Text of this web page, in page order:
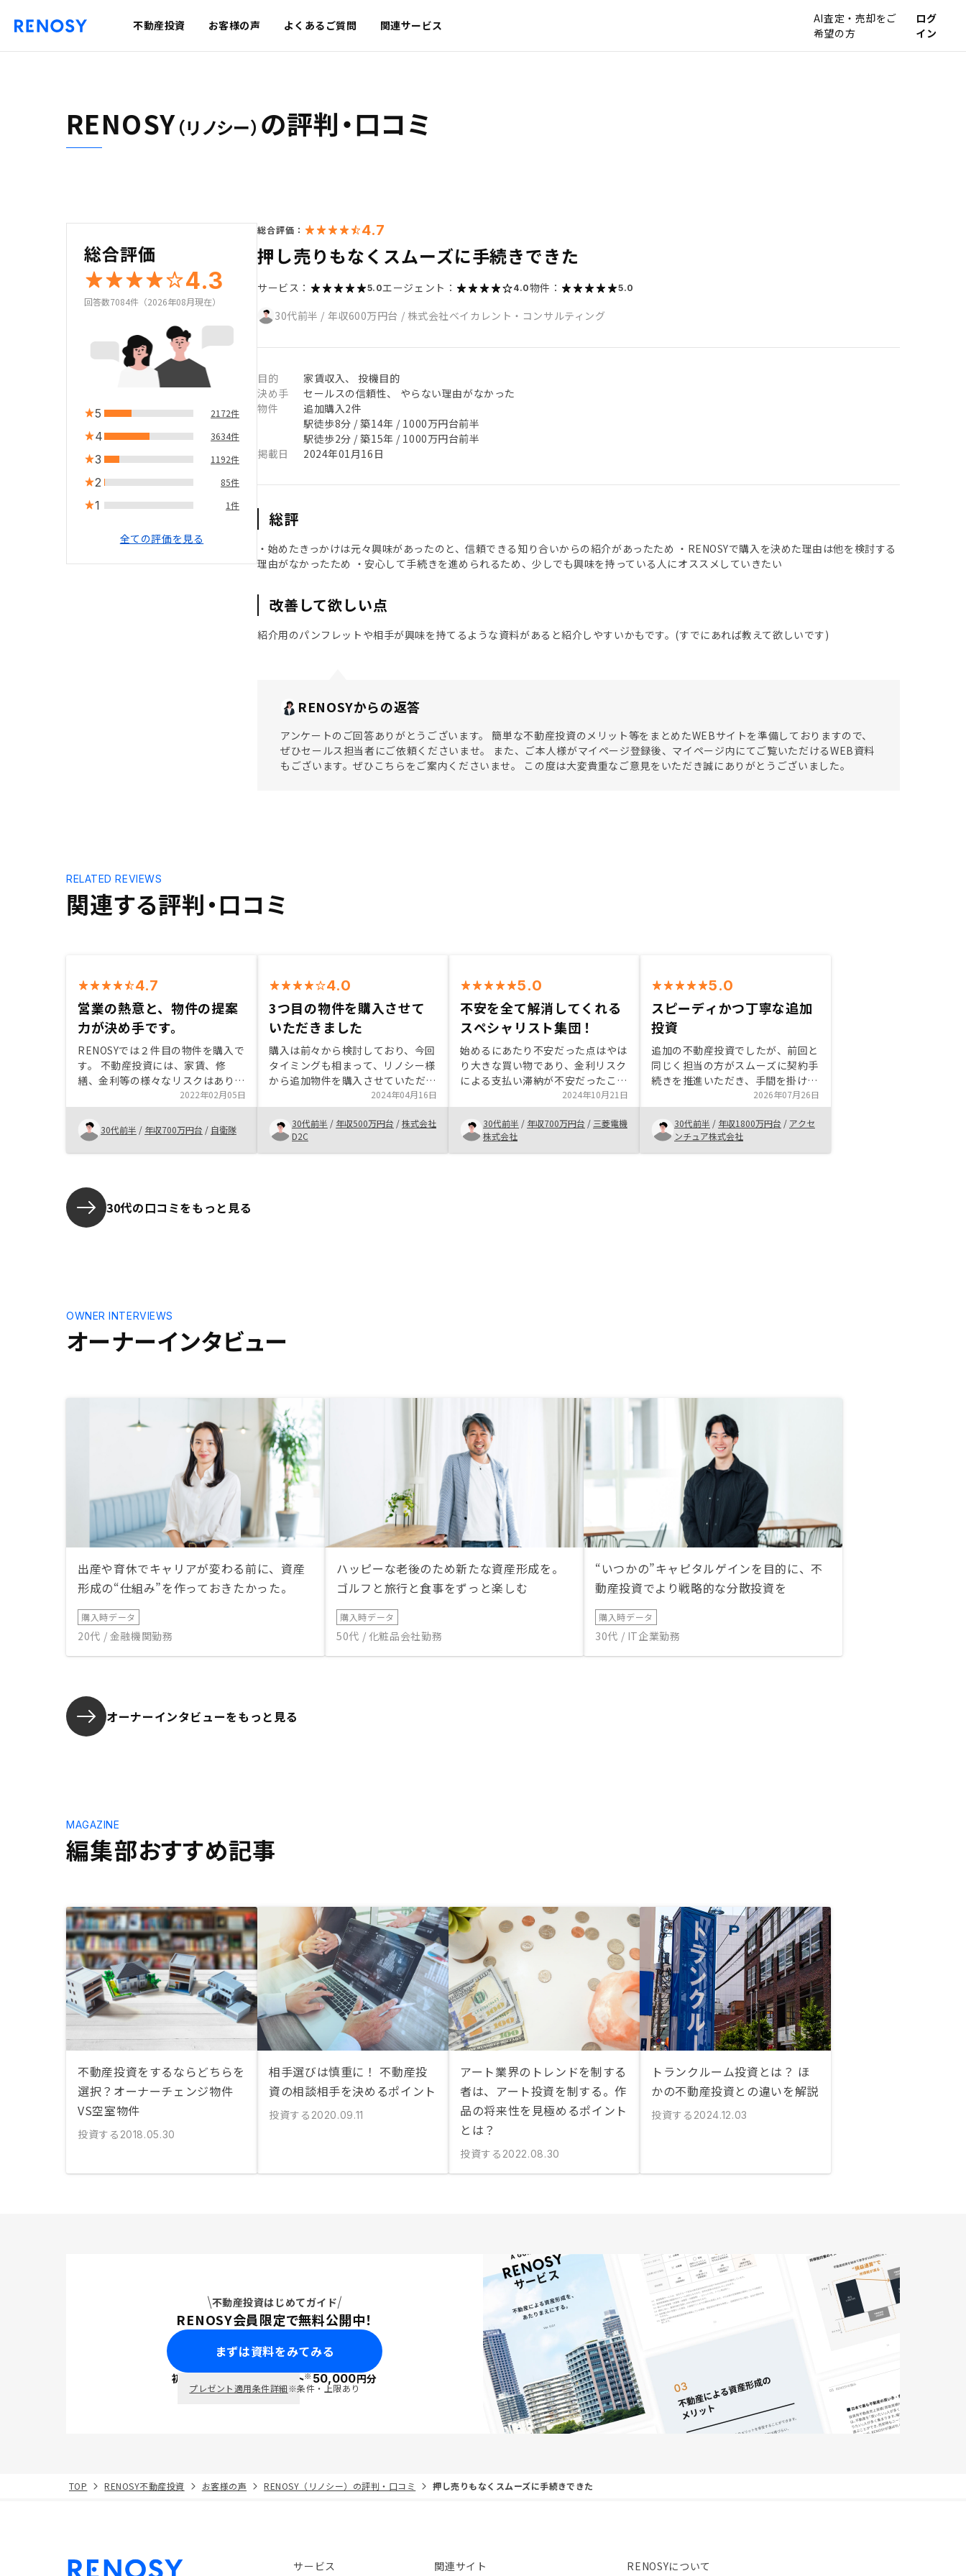
不動産投資 お客様の声 よくあるご質問 関連サービス
AI査定・売却をご
希望の方
ログ
イン
RENOSY（リノシー） の評判・口コミ
総合評価
4.3
回答数7084件（2026年08月現在）
5 2172件
4 3634件
3 1192件
2 85件
1 1件
全ての評価を見る
総合評価： 4.7
押し売りもなくスムーズに手続きできた
サービス： 5.0エージェント： 4.0物件： 5.0
30代前半 / 年収600万円台 / 株式会社ベイカレント・コンサルティング
目的
家賃収入、 投機目的
決め手
セールスの信頼性、 やらない理由がなかった
物件
追加購入2件
駅徒歩8分 / 築14年 / 1000万円台前半
駅徒歩2分 / 築15年 / 1000万円台前半
掲載日
2024年01月16日
総評
・始めたきっかけは元々興味があったのと、信頼できる知り合いからの紹介があったため ・RENOSYで購入を決めた理由は他を検討する
理由がなかったため ・安心して手続きを進められるため、少しでも興味を持っている人にオススメしていきたい
改善して欲しい点
紹介用のパンフレットや相手が興味を持てるような資料があると紹介しやすいかもです。(すでにあれば教えて欲しいです)
RENOSYからの返答
アンケートのご回答ありがとうございます。 簡単な不動産投資のメリット等をまとめたWEBサイトを準備しておりますので、
ぜひセールス担当者にご依頼くださいませ。 また、ご本人様がマイページ登録後、マイページ内にてご覧いただけるWEB資料
もございます。ぜひこちらをご案内くださいませ。 この度は大変貴重なご意見をいただき誠にありがとうございました。
関連する評判・口コミ
RELATED REVIEWS
4.7
営業の熱意と、物件の提案
力が決め手です。
RENOSYでは２件目の物件を購入で
す。 不動産投資には、家賃、修
繕、金利等の様々なリスクはありま
すが、RENOSYでは管理プランも充
実しており、安心して始められると
思います。また、銀行の金利も安い
プランを提案していただき、その点
もよいと感じました。 これまで、
ましたが、決め手に欠けるものばか
りでした。営業の方の熱意と、条件
の良い物件を提案していただいたこ
とにより、即購入に至りました。
2022年02月05日
30代前半 / 年収700万円台 / 自衛隊
4.0
3つ目の物件を購入させて
いただきました
購入は前々から検討しており、今回
タイミングも相まって、リノシー様
から追加物件を購入させていただき
ました。空室時の連絡や何か破損し
た際のご連絡も早くご連絡いただけ
るので、基本的に追加物件もリノシ
ー様から購入しようと考えておりま
した。
2024年04月16日
30代前半 / 年収500万円台 /株式会社
D2C
5.0
不安を全て解消してくれる
スペシャリスト集団！
始めるにあたり不安だった点はやは
り大きな買い物であり、金利リスク
による支払い滞納が不安だったこと
です。しかし、どんな質問にも適切
に回答頂き安心して購入することが
できました！ 信用力がある方はや
らない手はないです！ありません！
ありがとうございました！
2024年10月21日
30代前半 / 年収700万円台 / 三菱電機
株式会社
5.0
スピーディかつ丁寧な追加
投資
追加の不動産投資でしたが、前回と
同じく担当の方がスムーズに契約手
続きを推進いただき、手間を掛けず
に対応することができました。ま
た、前回購入した不動産を踏まえた
ポートフォリオ戦略の助言等、有意
義に面談を実施いただくことができ
ました。
2026年07月26日
30代前半 / 年収1800万円台 / アクセ
ンチュア株式会社
30代の口コミをもっと見る
オーナーインタビュー
OWNER INTERVIEWS
出産や育休でキャリアが変わる前に、資産
形成の“仕組み”を作っておきたかった。
購入時データ
20代 / 金融機関勤務
ハッピーな老後のため新たな資産形成を。
ゴルフと旅行と食事をずっと楽しむ
購入時データ
50代 / 化粧品会社勤務
“いつかの”キャピタルゲインを目的に、不
動産投資でより戦略的な分散投資を
購入時データ
30代 / IT企業勤務
オーナーインタビューをもっと見る
編集部おすすめ記事
MAGAZINE
不動産投資をするならどちらを
選択？オーナーチェンジ物件
VS空室物件
投資する 2018.05.30
相手選びは慎重に！ 不動産投
資の相談相手を決めるポイント
投資する 2020.09.11
アート業界のトレンドを制する
者は、アート投資を制する。作
品の将来性を見極めるポイント
とは？
投資する 2022.08.30
トランクルーム投資とは？ ほ
かの不動産投資との違いを解説
投資する 2024.12.03
不動産投資はじめてガイド
RENOSY会員限定で無料公開中！
まずは資料をみてみる
初回面談で ポイント※50,000円分
プレゼント適用条件詳細※条件・上限あり
TOP RENOSY不動産投資 お客様の声 RENOSY（リノシー）の評判・口コミ 押し売りもなくスムーズに手続きできた
サービス
関連サイト
RENOSYについて